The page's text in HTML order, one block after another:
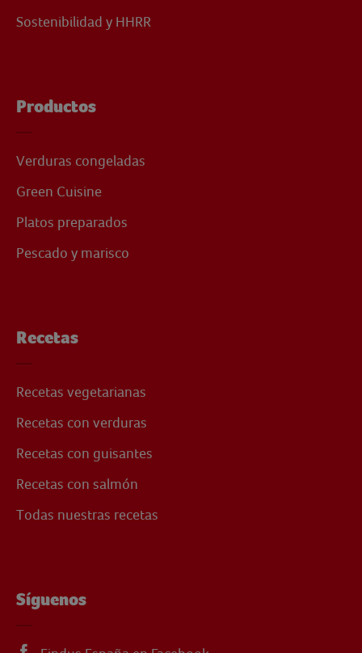
Sostenibilidad y HHRR
Productos
Verduras congeladas
Green Cuisine
Platos preparados
Pescado y marisco
Recetas
Recetas vegetarianas
Recetas con verduras
Recetas con guisantes
Recetas con salmón
Todas nuestras recetas
Síguenos